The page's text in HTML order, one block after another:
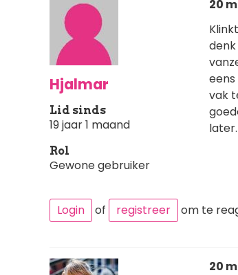
Hjalmar
Lid sinds
19 jaar 1 maand
Rol
Gewone gebruiker
20
vak
later.
Login of registreer om te
20